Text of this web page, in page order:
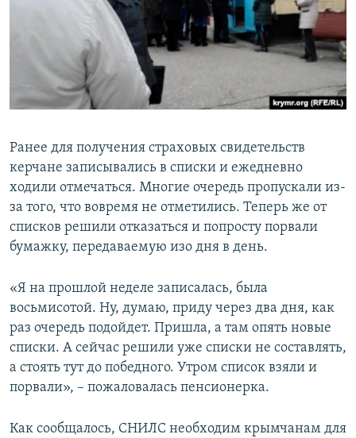
Ранее для получения страховых свидетельств
керчане записывались в списки и ежедневно
ходили отмечаться. Многие очередь пропускали из-
за того, что вовремя не отметились. Теперь же от
списков решили отказаться и попросту порвали
бумажку, передаваемую изо дня в день.
«Я на прошлой неделе записалась, была
восьмисотой. Ну, думаю, приду через два дня, как
раз очередь подойдет. Пришла, а там опять новые
списки. А сейчас решили уже списки не составлять,
а стоять тут до победного. Утром список взяли и
порвали», – пожаловалась пенсионерка.
Как сообщалось, СНИЛС необходим крымчанам для